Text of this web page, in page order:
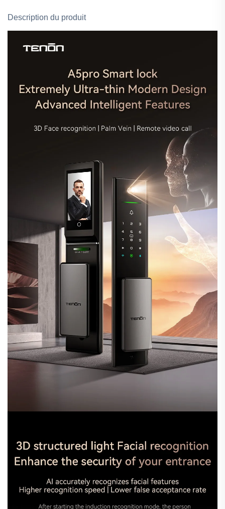
Description du produit